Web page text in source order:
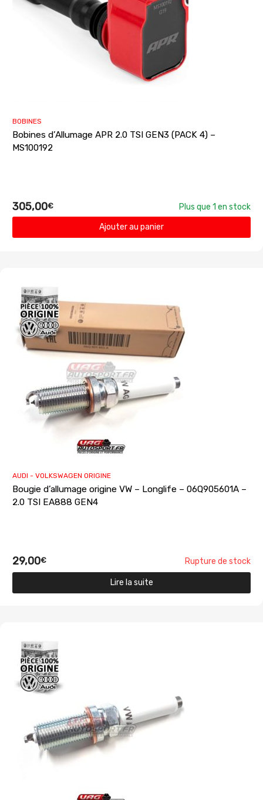
BOBINES
Bobines d’Allumage APR 2.0 TSI GEN3 (PACK 4) –
MS100192
305,00€
Plus que 1 en stock
Ajouter au panier
AUDI - VOLKSWAGEN ORIGINE
Bougie d’allumage origine VW – Longlife – 06Q905601A –
2.0 TSI EA888 GEN4
29,00€ Rupture de stock
Lire la suite